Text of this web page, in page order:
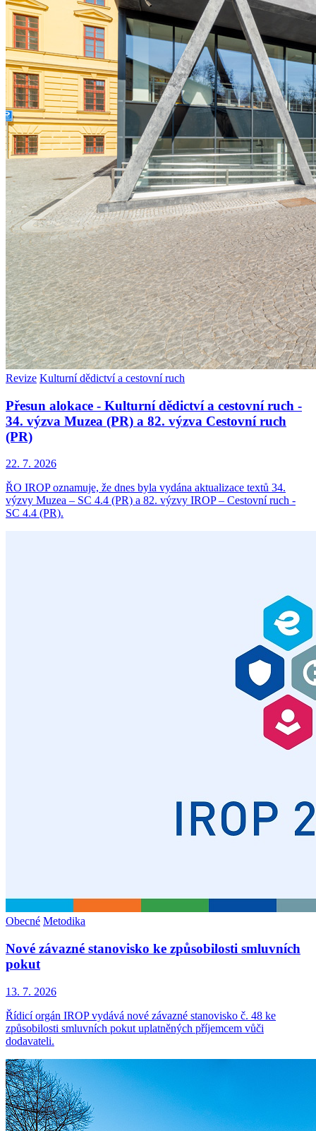
Revize Kulturní dědictví a cestovní ruch
Přesun alokace - Kulturní dědictví a cestovní ruch -
34. výzva Muzea (PR) a 82. výzva Cestovní ruch
(PR)
22. 7. 2026
ŘO IROP oznamuje, že dnes byla vydána aktualizace textů 34.
výzvy Muzea – SC 4.4 (PR) a 82. výzvy IROP – Cestovní ruch -
SC 4.4 (PR).
Obecné Metodika
Nové závazné stanovisko ke způsobilosti smluvních
pokut
13. 7. 2026
Řídicí orgán IROP vydává nové závazné stanovisko č. 48 ke
způsobilosti smluvních pokut uplatněných příjemcem vůči
dodavateli.